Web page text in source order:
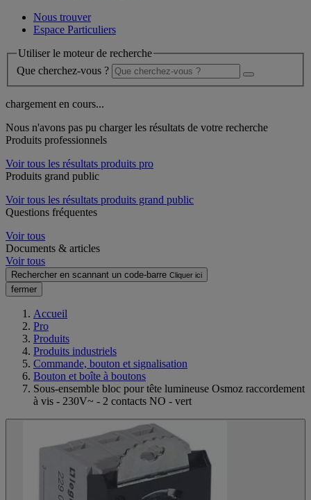
Nous trouver
Espace Particuliers
Utiliser le moteur de recherche
Que cherchez-vous ?
chargement en cours...
Nous n'avons pas pu charger les résultats de votre recherche
Produits professionnels
Voir tous les résultats produits pro
Produits grand public
Voir tous les résultats produits grand public
Questions fréquentes
Voir tous
Documents & articles
Voir tous
Rechercher en scannant un code-barre Cliquer ici
fermer
Accueil
Pro
Produits
Produits industriels
Commande, bouton et signalisation
Bouton et boîte à boutons
Sous-ensemble bloc pour tête lumineuse Osmoz raccordement
à vis - 230V~ - 2 contacts NO - vert